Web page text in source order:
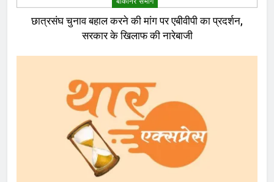
छात्रसंघ चुनाव बहाल करने की मांग पर एबीवीपी का प्रदर्शन,
सरकार के खिलाफ की नारेबाजी